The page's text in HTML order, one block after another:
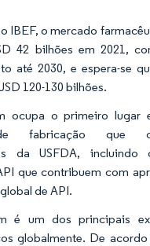
IBEF, o mercado
42 bilhões em 2021,
até 2030, e espera-se
120-130 bilhões.
ocupa o primeiro lugar
fabricação que
da USFDA,
que contribuem com
de API.
é um dos principais
globalmente. De